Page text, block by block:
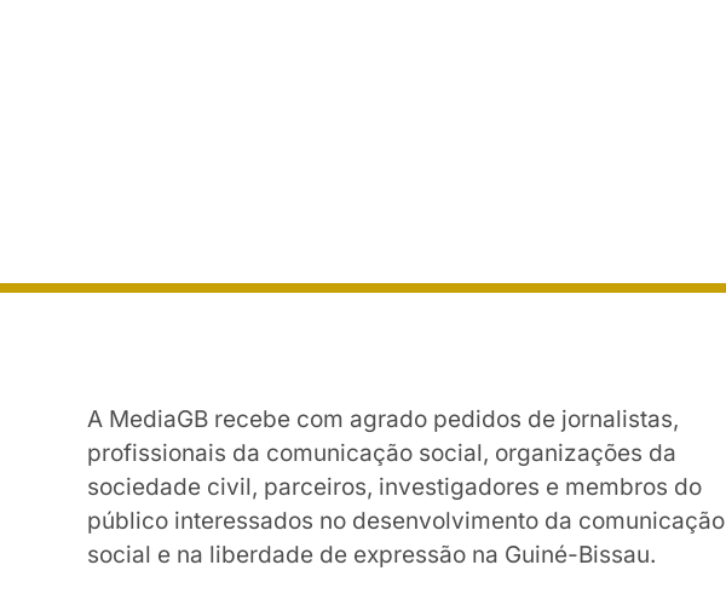
A MediaGB recebe com agrado pedidos de jornalistas,
profissionais da comunicação social, organizações da
sociedade civil, parceiros, investigadores e membros do
público interessados no desenvolvimento da comunicação
social e na liberdade de expressão na Guiné-Bissau.